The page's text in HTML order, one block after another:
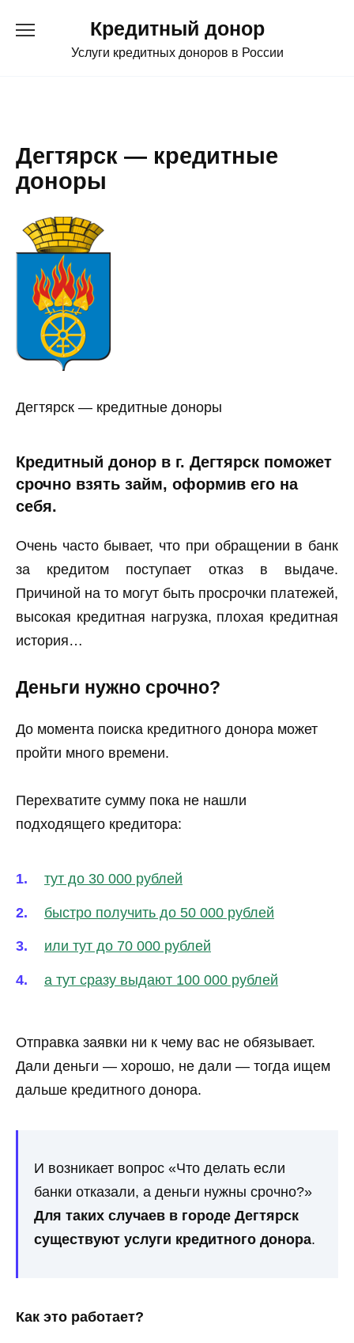
содержанию
Кредитный донор
Услуги кредитных доноров в России
Дегтярск — кредитные
доноры
Дегтярск — кредитные доноры
Кредитный донор в г. Дегтярск поможет
срочно взять займ, оформив его на
себя.
Очень часто бывает, что при обращении в банк
за кредитом поступает отказ в выдаче.
Причиной на то могут быть просрочки платежей,
высокая кредитная нагрузка, плохая кредитная
история…
Деньги нужно срочно?
До момента поиска кредитного донора может
пройти много времени.
Перехватите сумму пока не нашли
подходящего кредитора:
тут до 30 000 рублей
быстро получить до 50 000 рублей
или тут до 70 000 рублей
а тут сразу выдают 100 000 рублей
Отправка заявки ни к чему вас не обязывает.
Дали деньги — хорошо, не дали — тогда ищем
дальше кредитного донора.
И возникает вопрос «Что делать если
банки отказали, а деньги нужны срочно?»
Для таких случаев в городе Дегтярск
существуют услуги кредитного донора.
Как это работает?